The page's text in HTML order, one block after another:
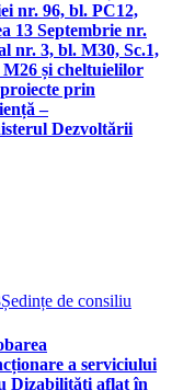
nr. 96, bl. PC12,
13 Septembrie nr.
nr. 3, bl. M30, Sc.1,
și cheltuielilor
prin
–
Dezvoltării
Ședințe de consiliu
a serviciului
Dizabilități aflat în